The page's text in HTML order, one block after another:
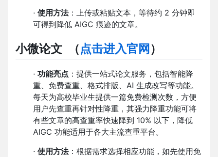
· 使用方法：上传或粘贴文本，等待约 2 分钟即
可得到降低 AIGC 痕迹的文章。
小微论文 （点击进入官网 ）
· 功能亮点 ：提供一站式论文服务，包括智能降
重、免费查重、格式排版、AI 生成改写等功能。
每天为高校毕业生提供一篇免费检测次数，方便
用户先查重再针对性降重，其强力降重功能可将
有些文章的高查重率快速降到 10% 以下，降低
AIGC 功能适用于各大主流查重平台。
· 使用方法：根据需求选择相应功能，如先使用免